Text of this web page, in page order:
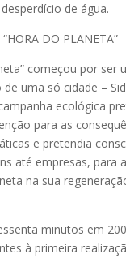
de água.
DO PLANETA”
começou por ser
uma só cidade –
ecológica
para as
e pretendia
até empresas, para
na sua
minutos em
à primeira